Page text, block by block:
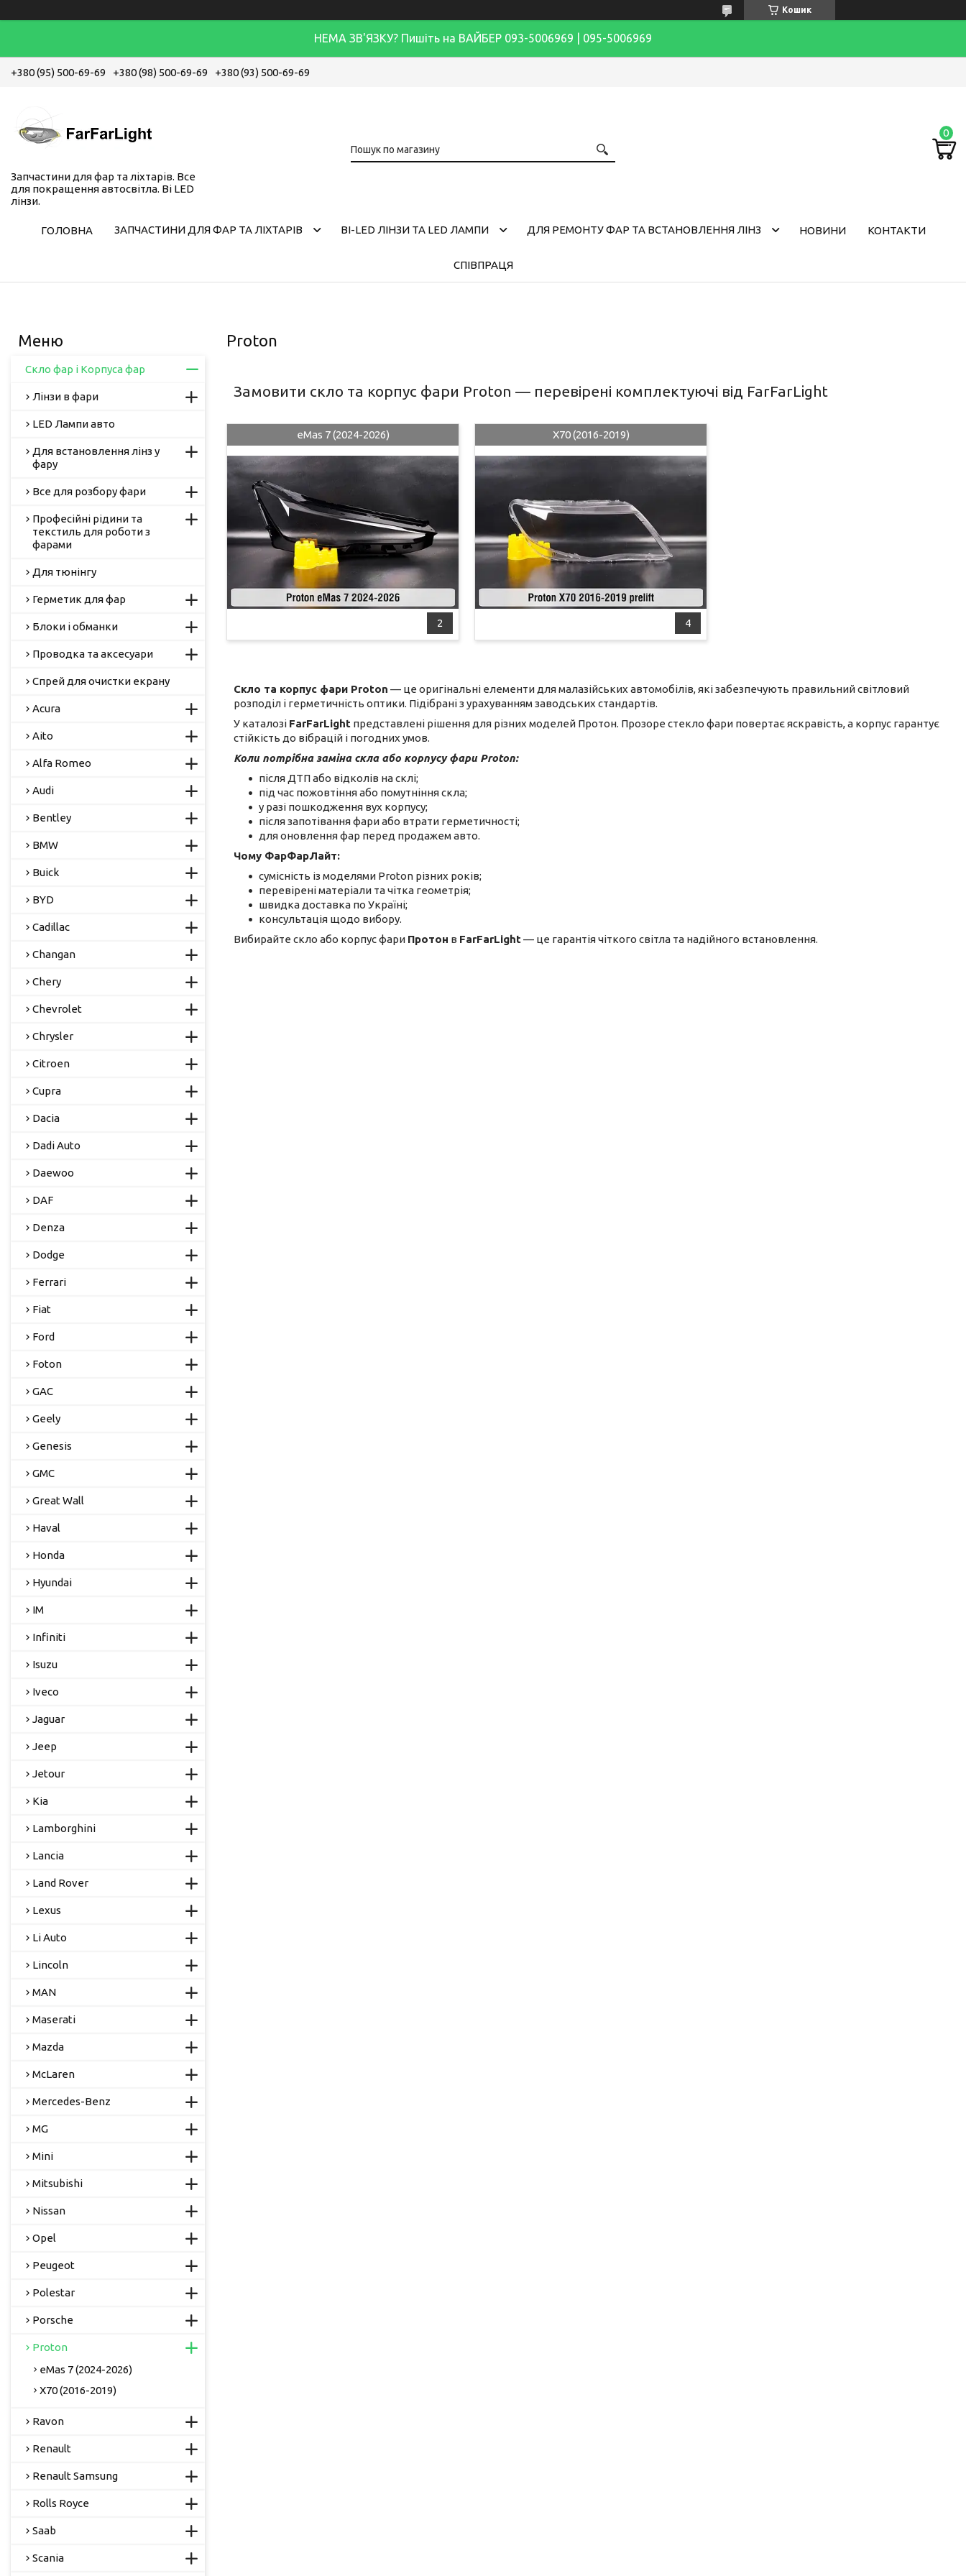
Кошик
НЕМА ЗВ'ЯЗКУ? Пишіть на ВАЙБЕР 093-5006969 | 095-5006969
+380 (95) 500-69-69 +380 (98) 500-69-69 +380 (93) 500-69-69
Запчастини для фар та ліхтарів. Все
для покращення автосвітла. Bi LED
лінзи.
ГОЛОВНА ЗАПЧАСТИНИ ДЛЯ ФАР ТА ЛІХТАРІВ BI-LED ЛІНЗИ ТА LED ЛАМПИ ДЛЯ РЕМОНТУ ФАР ТА ВСТАНОВЛЕННЯ ЛІНЗ НОВИНИ КОНТАКТИ
СПІВПРАЦЯ
Proton
Замовити скло та корпус фари Proton — перевірені комплектуючі від FarFarLight
2
eMas 7 (2024-2026)
4
X70 (2016-2019)
Скло та корпус фари Proton — це оригінальні елементи для малазійських автомобілів, які забезпечують правильний світловий
розподіл і герметичність оптики. Підібрані з урахуванням заводських стандартів.
У каталозі FarFarLight представлені рішення для різних моделей Протон. Прозоре стекло фари повертає яскравість, а корпус гарантує
стійкість до вібрацій і погодних умов.
Коли потрібна заміна скла або корпусу фари Proton:
після ДТП або відколів на склі;
під час пожовтіння або помутніння скла;
у разі пошкодження вух корпусу;
після запотівання фари або втрати герметичності;
для оновлення фар перед продажем авто.
Чому ФарФарЛайт:
сумісність із моделями Proton різних років;
перевірені матеріали та чітка геометрія;
швидка доставка по Україні;
консультація щодо вибору.
Вибирайте скло або корпус фари Протон в FarFarLight— це гарантія чіткого світла та надійного встановлення.
Скло фар і Корпуса фар
Лінзи в фари
LED Лампи авто
Для встановлення лінз у
фару
Все для розбору фари
Професійні рідини та
текстиль для роботи з
фарами
Для тюнінгу
Герметик для фар
Блоки і обманки
Проводка та аксесуари
Спрей для очистки екрану
Acura
Aito
Alfa Romeo
Audi
Bentley
BMW
Buick
BYD
Cadillac
Changan
Chery
Chevrolet
Chrysler
Citroen
Cupra
Dacia
Dadi Auto
Daewoo
DAF
Denza
Dodge
Ferrari
Fiat
Ford
Foton
GAC
Geely
Genesis
GMC
Great Wall
Haval
Honda
Hyundai
IM
Infiniti
Isuzu
Iveco
Jaguar
Jeep
Jetour
Kia
Lamborghini
Lancia
Land Rover
Lexus
Li Auto
Lincoln
MAN
Maserati
Mazda
McLaren
Mercedes-Benz
MG
Mini
Mitsubishi
Nissan
Opel
Peugeot
Polestar
Porsche
Proton
eMas 7 (2024-2026)
X70 (2016-2019)
Ravon
Renault
Renault Samsung
Rolls Royce
Saab
Scania